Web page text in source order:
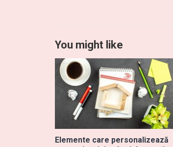
You might like
Elemente care personalizează